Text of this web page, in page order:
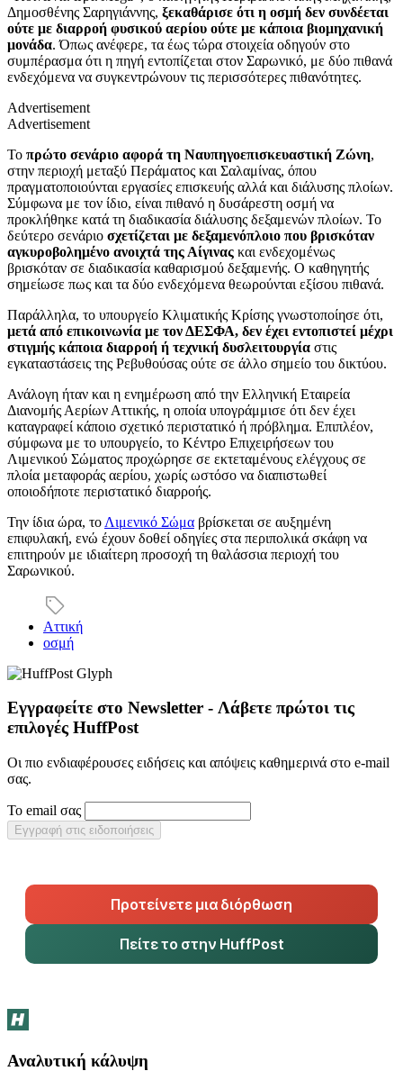
Δημοσθένης Σαρηγιάννης, ξεκαθάρισε ότι η οσμή δεν συνδέεται
ούτε με διαρροή φυσικού αερίου ούτε με κάποια βιομηχανική
μονάδα. Όπως ανέφερε, τα έως τώρα στοιχεία οδηγούν στο
συμπέρασμα ότι η πηγή εντοπίζεται στον Σαρωνικό, με δύο πιθανά
ενδεχόμενα να συγκεντρώνουν τις περισσότερες πιθανότητες.
Advertisement
Advertisement
Το πρώτο σενάριο αφορά τη Ναυπηγοεπισκευαστική Ζώνη,
στην περιοχή μεταξύ Περάματος και Σαλαμίνας, όπου
πραγματοποιούνται εργασίες επισκευής αλλά και διάλυσης πλοίων.
Σύμφωνα με τον ίδιο, είναι πιθανό η δυσάρεστη οσμή να
προκλήθηκε κατά τη διαδικασία διάλυσης δεξαμενών πλοίων. Το
δεύτερο σενάριο σχετίζεται με δεξαμενόπλοιο που βρισκόταν
αγκυροβολημένο ανοιχτά της Αίγινας και ενδεχομένως
βρισκόταν σε διαδικασία καθαρισμού δεξαμενής. Ο καθηγητής
σημείωσε πως και τα δύο ενδεχόμενα θεωρούνται εξίσου πιθανά.
Παράλληλα, το υπουργείο Κλιματικής Κρίσης γνωστοποίησε ότι,
μετά από επικοινωνία με τον ΔΕΣΦΑ, δεν έχει εντοπιστεί μέχρι
στιγμής κάποια διαρροή ή τεχνική δυσλειτουργία στις
εγκαταστάσεις της Ρεβυθούσας ούτε σε άλλο σημείο του δικτύου.
Ανάλογη ήταν και η ενημέρωση από την Ελληνική Εταιρεία
Διανομής Αερίων Αττικής, η οποία υπογράμμισε ότι δεν έχει
καταγραφεί κάποιο σχετικό περιστατικό ή πρόβλημα. Επιπλέον,
σύμφωνα με το υπουργείο, το Κέντρο Επιχειρήσεων του
Λιμενικού Σώματος προχώρησε σε εκτεταμένους ελέγχους σε
πλοία μεταφοράς αερίου, χωρίς ωστόσο να διαπιστωθεί
οποιοδήποτε περιστατικό διαρροής.
Την ίδια ώρα, το Λιμενικό Σώμα βρίσκεται σε αυξημένη
επιφυλακή, ενώ έχουν δοθεί οδηγίες στα περιπολικά σκάφη να
επιτηρούν με ιδιαίτερη προσοχή τη θαλάσσια περιοχή του
Σαρωνικού.
Αττική
οσμή
Εγγραφείτε στο Newsletter - Λάβετε πρώτοι τις
επιλογές HuffPost
Οι πιο ενδιαφέρουσες ειδήσεις και απόψεις καθημερινά στο e-mail
σας.
Το email σας
Εγγραφή στις ειδοποιήσεις
Προτείνετε μια διόρθωση
Πείτε το στην HuffPost
Αναλυτική κάλυψη